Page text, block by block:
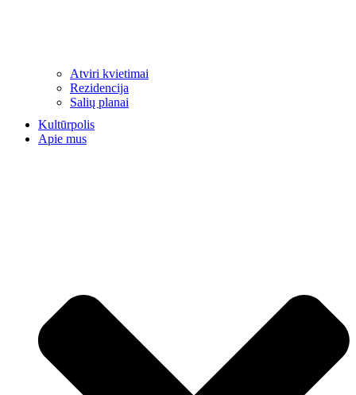
Atviri kvietimai
Rezidencija
Salių planai
Kultūrpolis
Apie mus